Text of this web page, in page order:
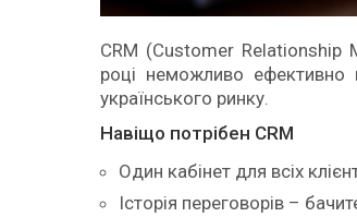
CRM (Customer
році неможливо ефективно
українського ринку.
Навіщо потрібен CRM
Один кабінет для всіх
Історія переговорів –